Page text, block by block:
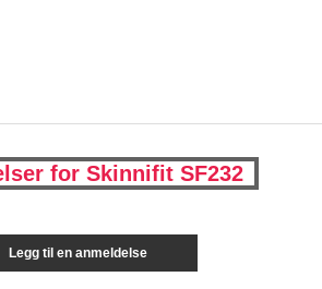
for Skinnifit SF232
Legg til en anmeldelse